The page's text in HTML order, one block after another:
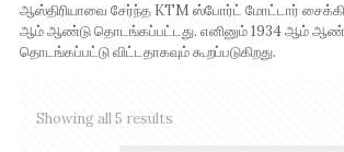
ஆஸ்திரியாவை சேர்ந்த KTM ஸ்போர்ட் மோட்டார்
ஆம் ஆண்டு தொடங்கப்பட்டது. எனினும் 1934 ஆம்
தொடங்கப்பட்டு விட்டதாகவும் கூறப்படுகிறது.
Showing all 5 results